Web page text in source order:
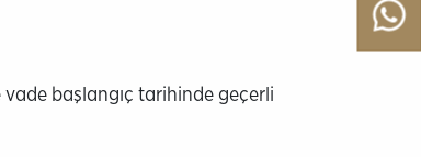
vade başlangıç tarihinde geçerli